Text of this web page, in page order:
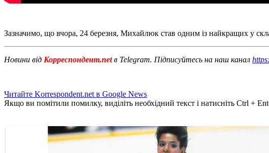
Зазначимо, що вчора, 24 березня, Михайлюк став одним із найкращих у
Новини від Корреспондент.netв Telegram. Підписуйтесь на наш канал
Читайте Korrespondent.net в Google News
Якщо ви помітили помилку, виділіть необхідний текст і натисніть Ctrl +